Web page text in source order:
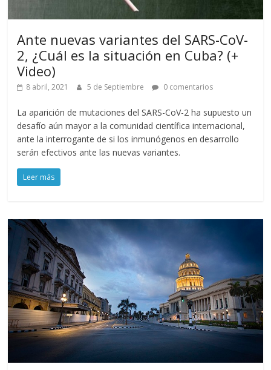
Ante nuevas variantes del SARS-CoV-
2, ¿Cuál es la situación en Cuba? (+
Video)
8 abril, 2021 5 de Septiembre 0 comentarios
La aparición de mutaciones del SARS-CoV-2 ha supuesto un
desafío aún mayor a la comunidad científica internacional,
ante la interrogante de si los inmunógenos en desarrollo
serán efectivos ante las nuevas variantes.
Leer más